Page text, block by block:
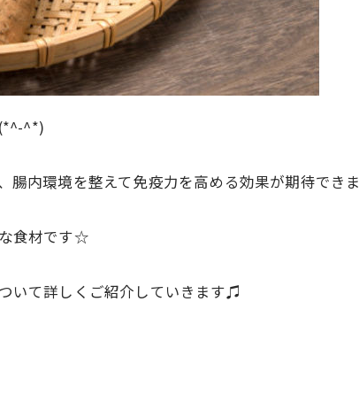
^*)
内環境を整えて免疫力を高める効果が期待でき
食材です☆
いて詳しくご紹介していきます♫